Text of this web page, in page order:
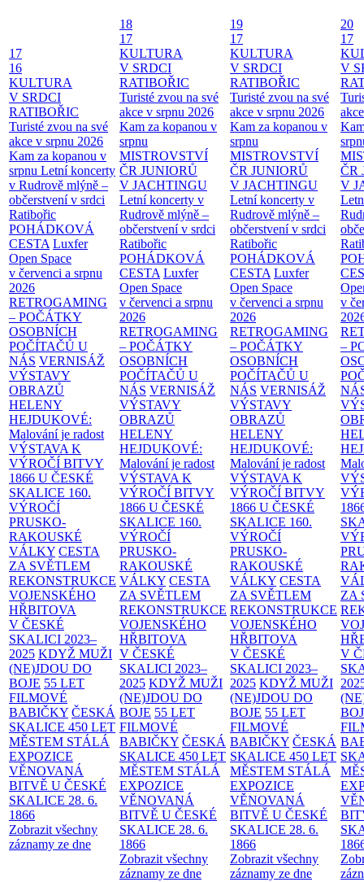
17
16
KULTURA
V SRDCI
RATIBOŘIC
Turisté zvou na své
akce v srpnu 2026
Kam za kopanou v
srpnu Letní koncerty
v Rudrově mlýně –
občerstvení v srdci
Ratibořic
POHÁDKOVÁ
CESTA Luxfer
Open Space
v červenci a srpnu
2026
RETROGAMING
– POČÁTKY
OSOBNÍCH
POČÍTAČŮ U
NÁS VERNISÁŽ
VÝSTAVY
OBRAZŮ
HELENY
HEJDUKOVÉ:
Malování je radost
VÝSTAVA K
VÝROČÍ BITVY
1866 U ČESKÉ
SKALICE 160.
VÝROČÍ
PRUSKO-
RAKOUSKÉ
VÁLKY CESTA
ZA SVĚTLEM
REKONSTRUKCE
VOJENSKÉHO
HŘBITOVA
V ČESKÉ
SKALICI 2023–
2025 KDYŽ MUŽI
(NE)JDOU DO
BOJE 55 LET
FILMOVÉ
BABIČKY ČESKÁ
SKALICE 450 LET
MĚSTEM STÁLÁ
EXPOZICE
VĚNOVANÁ
BITVĚ U ČESKÉ
SKALICE 28. 6.
1866
Zobrazit všechny
záznamy ze dne
18
17
KULTURA
V SRDCI
RATIBOŘIC
Turisté zvou na své
akce v srpnu 2026
Kam za kopanou v
srpnu
MISTROVSTVÍ
ČR JUNIORŮ
V JACHTINGU
Letní koncerty v
Rudrově mlýně –
občerstvení v srdci
Ratibořic
POHÁDKOVÁ
CESTA Luxfer
Open Space
v červenci a srpnu
2026
RETROGAMING
– POČÁTKY
OSOBNÍCH
POČÍTAČŮ U
NÁS VERNISÁŽ
VÝSTAVY
OBRAZŮ
HELENY
HEJDUKOVÉ:
Malování je radost
VÝSTAVA K
VÝROČÍ BITVY
1866 U ČESKÉ
SKALICE 160.
VÝROČÍ
PRUSKO-
RAKOUSKÉ
VÁLKY CESTA
ZA SVĚTLEM
REKONSTRUKCE
VOJENSKÉHO
HŘBITOVA
V ČESKÉ
SKALICI 2023–
2025 KDYŽ MUŽI
(NE)JDOU DO
BOJE 55 LET
FILMOVÉ
BABIČKY ČESKÁ
SKALICE 450 LET
MĚSTEM STÁLÁ
EXPOZICE
VĚNOVANÁ
BITVĚ U ČESKÉ
SKALICE 28. 6.
1866
Zobrazit všechny
záznamy ze dne
19
17
KULTURA
V SRDCI
RATIBOŘIC
Turisté zvou na své
akce v srpnu 2026
Kam za kopanou v
srpnu
MISTROVSTVÍ
ČR JUNIORŮ
V JACHTINGU
Letní koncerty v
Rudrově mlýně –
občerstvení v srdci
Ratibořic
POHÁDKOVÁ
CESTA Luxfer
Open Space
v červenci a srpnu
2026
RETROGAMING
– POČÁTKY
OSOBNÍCH
POČÍTAČŮ U
NÁS VERNISÁŽ
VÝSTAVY
OBRAZŮ
HELENY
HEJDUKOVÉ:
Malování je radost
VÝSTAVA K
VÝROČÍ BITVY
1866 U ČESKÉ
SKALICE 160.
VÝROČÍ
PRUSKO-
RAKOUSKÉ
VÁLKY CESTA
ZA SVĚTLEM
REKONSTRUKCE
VOJENSKÉHO
HŘBITOVA
V ČESKÉ
SKALICI 2023–
2025 KDYŽ MUŽI
(NE)JDOU DO
BOJE 55 LET
FILMOVÉ
BABIČKY ČESKÁ
SKALICE 450 LET
MĚSTEM STÁLÁ
EXPOZICE
VĚNOVANÁ
BITVĚ U ČESKÉ
SKALICE 28. 6.
1866
Zobrazit všechny
záznamy ze dne
20
17
V
ČR
V
v
–
ZA
V